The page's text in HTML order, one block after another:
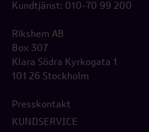
Kundtjänst: 010-70 99 200
Rikshem AB
Box 307
Klara Södra Kyrkogata 1
101 26 Stockholm
Presskontakt
KUNDSERVICE